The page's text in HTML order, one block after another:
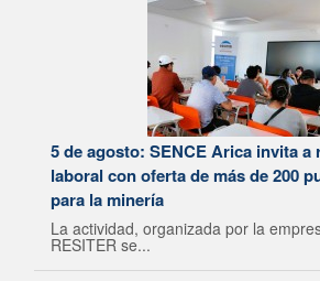
5 de agosto: SENCE Arica invita a
laboral con oferta de más de 200
para la minería
La actividad, organizada por la
RESITER se...